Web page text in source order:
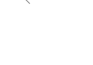
Оплачивайте
% картой